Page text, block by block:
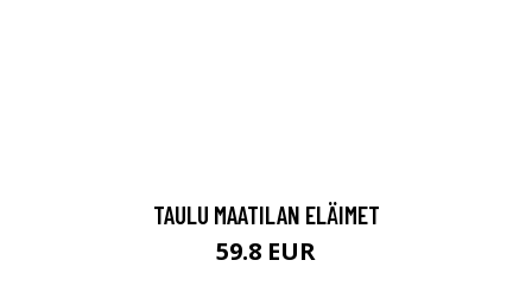
TAULU MAATILAN ELÄIMET
59.8 EUR